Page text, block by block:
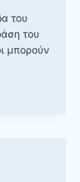
του
του
μπορούν